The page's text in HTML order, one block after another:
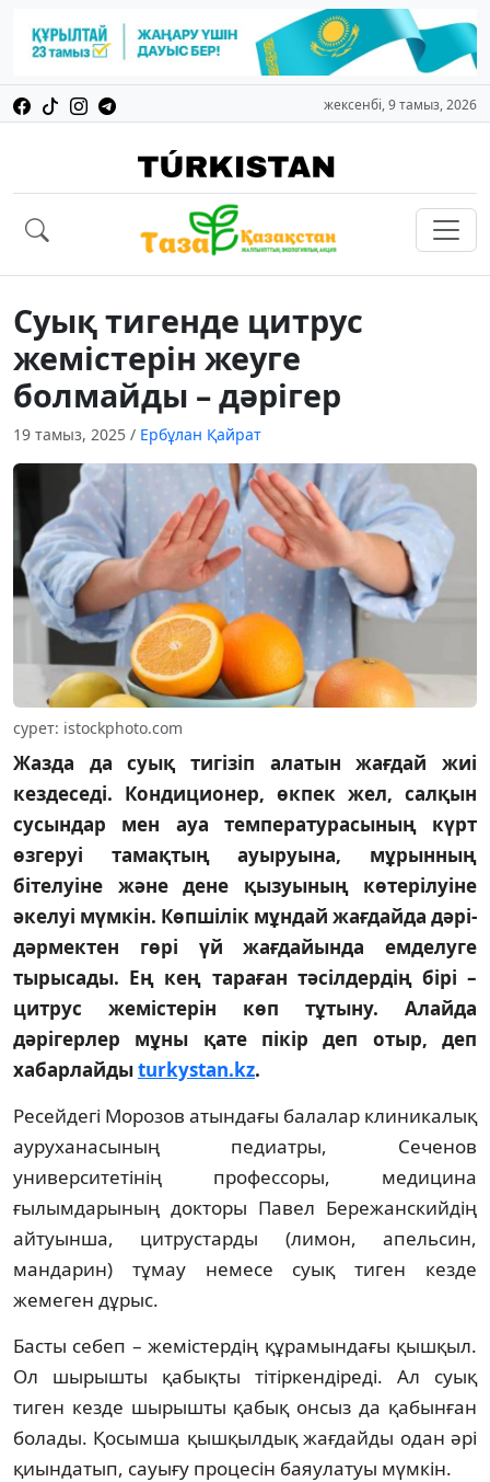
жексенбі, 9 тамыз, 2026
Cуық тигенде цитрус
жемістерін жеуге
болмайды – дәрігер
19 тамыз, 2025 / Ербұлан Қайрат
сурет: istockphoto.com
Жазда да суық тигізіп алатын жағдай жиі
кездеседі. Кондиционер, өкпек жел, салқын
сусындар мен ауа температурасының күрт
өзгеруі тамақтың ауыруына, мұрынның
бітелуіне және дене қызуының көтерілуіне
әкелуі мүмкін. Көпшілік мұндай жағдайда дәрі-
дәрмектен гөрі үй жағдайында емделуге
тырысады. Ең кең тараған тәсілдердің бірі –
цитрус жемістерін көп тұтыну. Алайда
дәрігерлер мұны қате пікір деп отыр, деп
хабарлайдыturkystan.kz.
Ресейдегі Морозов атындағы балалар клиникалық
ауруханасының педиатры, Сеченов
университетінің профессоры, медицина
ғылымдарының докторы Павел Бережанскийдің
айтуынша, цитрустарды (лимон, апельсин,
мандарин) тұмау немесе суық тиген кезде
жемеген дұрыс.
Басты себеп – жемістердің құрамындағы қышқыл.
Ол шырышты қабықты тітіркендіреді. Ал суық
тиген кезде шырышты қабық онсыз да қабынған
болады. Қосымша қышқылдық жағдайды одан әрі
қиындатып, сауығу процесін баяулатуы мүмкін.